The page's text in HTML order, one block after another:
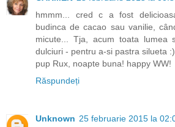
hmmm... cred c a fost
budinca de cacao sau vanilie,
micute... Tja, acum toata lumea
dulciuri - pentru a-si pastra silueta
pup Rux, noapte buna! happy WW!
Răspundeți
Unknown 25 februarie 2015 la